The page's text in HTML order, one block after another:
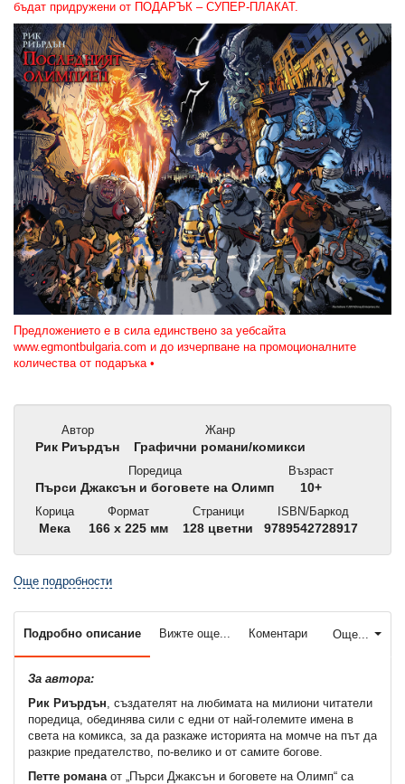
бъдат придружени от ПОДАРЪК – СУПЕР-ПЛАКАТ.
Предложението е в сила единствено за уебсайта
www.egmontbulgaria.com и до изчерпване на промоционалните
количества от подаръка •
Автор
Рик Риърдън
Жанр
Графични романи/комикси
Поредица
Пърси Джаксън и боговете на Олимп
Възраст
10+
Корица
Мека
Формат
166 x 225 мм
Страници
128 цветни
ISBN/Баркод
9789542728917
Още подробности
Още...
Подробно описание Вижте още... Коментари
За автора:
Рик Риърдън , създателят на любимата на милиони читатели
поредица, обединява сили с едни от най-големите имена в
света на комикса, за да разкаже историята на момче на път да
разкрие предателство, по-велико и от самите богове.
Петте романа от „Пърси Джаксън и боговете на Олимп“ са